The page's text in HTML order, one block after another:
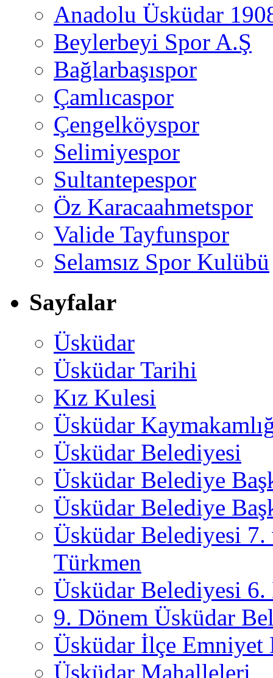
Anadolu Üsküdar
Beylerbeyi Spor A.Ş
Bağlarbaşıspor
Çamlıcaspor
Çengelköyspor
Selimiyespor
Sultantepespor
Öz Karacaahmetspor
Valide Tayfunspor
Selamsız Spor Kulübü
Sayfalar
Üsküdar
Üsküdar Tarihi
Kız Kulesi
Üsküdar
Üsküdar Belediyesi
Üsküdar Belediye
Üsküdar Belediye
Üsküdar Belediyesi
Türkmen
Üsküdar Belediyesi 6.
9. Dönem Üsküdar
Üsküdar İlçe
Üsküdar Mahalleleri